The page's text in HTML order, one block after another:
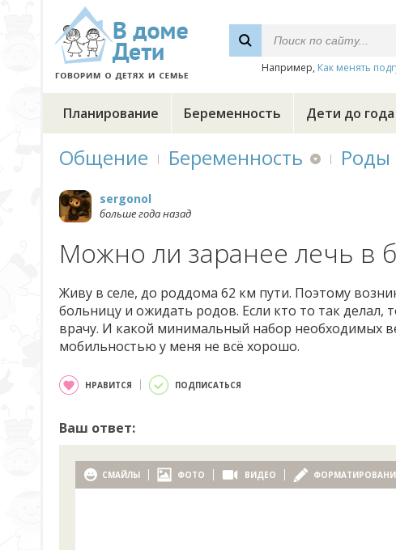
Например, Как менять
Планирование Беременность Дети до года
Общение Беременность Роды
sergonol
больше года назад
Можно ли заранее лечь в
Живу в селе, до роддома 62 км пути. Поэтому
больницу и ожидать родов. Если кто то так делал,
врачу. И какой минимальный набор необходимых
мобильностью у меня не всё хорошо.
НРАВИТСЯ ПОДПИСАТЬСЯ
Ваш ответ:
СМАЙЛЫ ФОТО ВИДЕО